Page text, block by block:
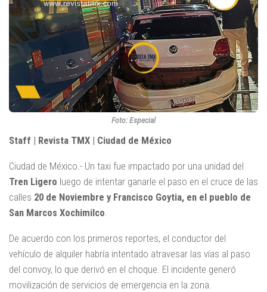
Foto: Especial
Staff | Revista TMX | Ciudad de México
Ciudad de México.- Un taxi fue impactado por una unidad del
Tren Ligero luego de intentar ganarle el paso en el cruce de las
calles 20 de Noviembre y Francisco Goytia, en el pueblo de
San Marcos Xochimilco
De acuerdo con los primeros reportes, el conductor del
vehículo de alquiler habría intentado atravesar las vías al paso
del convoy, lo que derivó en el choque. El incidente generó
movilización de servicios de emergencia en la zona.